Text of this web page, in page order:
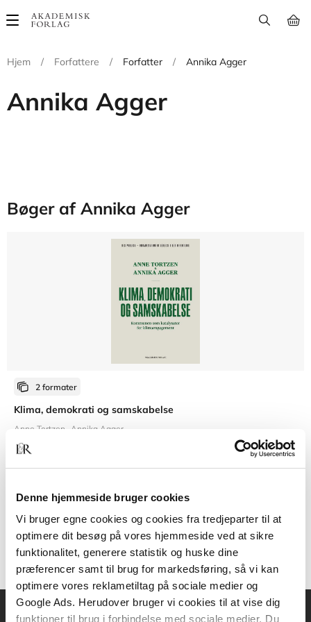
Denne hjemmeside bruger cookies
Vi bruger egne cookies og cookies fra tredjeparter til at
optimere dit besøg på vores hjemmeside ved at sikre
funktionalitet, generere statistik og huske dine
præferencer samt til brug for markedsføring, så vi kan
optimere vores reklametiltag på sociale medier og
Google Ads. Herudover bruger vi cookies til at vise dig
funktioner til brug i forbindelse med sociale medier. Du
Main
Hjem
/ Forfattere / Forfatter / Annika Agger
Annika Agger
Bøger af Annika Agger
2 formater
Klima, demokrati og samskabelse
Anne Tortzen Annika Agger
289,95 KR.